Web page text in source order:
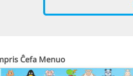
Ĉefa Menuo